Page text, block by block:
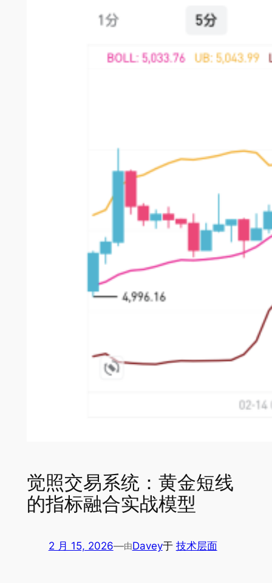
觉照交易系统：黄金短线
的指标融合实战模型
2 月 15, 2026—由Davey于 技术层面